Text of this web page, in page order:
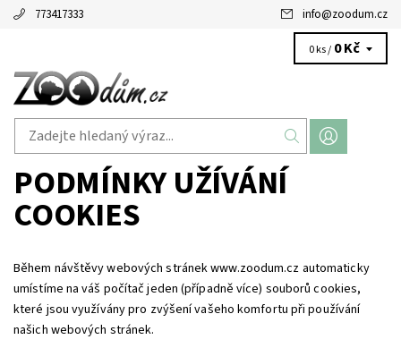
773417333 info@zoodum.cz
0 ks / 0 Kč
PODMÍNKY UŽÍVÁNÍ
COOKIES
Během návštěvy webových stránek www.zoodum.cz automaticky
umístíme na váš počítač jeden (případně více) souborů cookies,
které jsou využívány pro zvýšení vašeho komfortu při používání
našich webových stránek.